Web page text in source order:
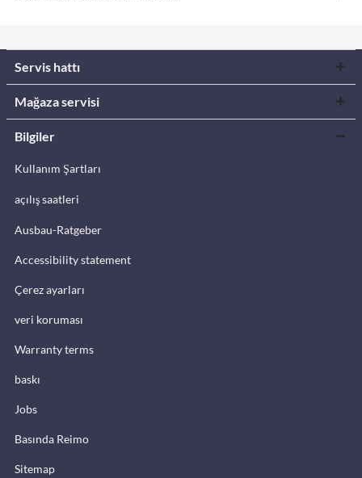
Servis hattı
Mağaza servisi
Bilgiler
Kullanım Şartları
açılış saatleri
Ausbau-Ratgeber
Accessibility statement
Çerez ayarları
veri koruması
Warranty terms
baskı
Jobs
Basında Reimo
Sitemap